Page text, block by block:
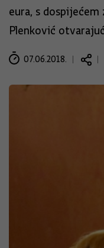
eura, s
Plenković
07.06.2018.